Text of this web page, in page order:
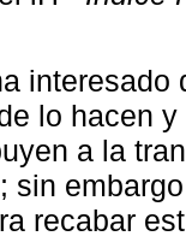
interesado
lo hacen
a la
sin
recabar